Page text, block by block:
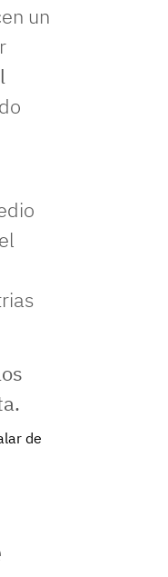
un
de